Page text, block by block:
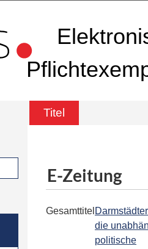
Titel
E-Zeitung
Gesamttitel
die
politische